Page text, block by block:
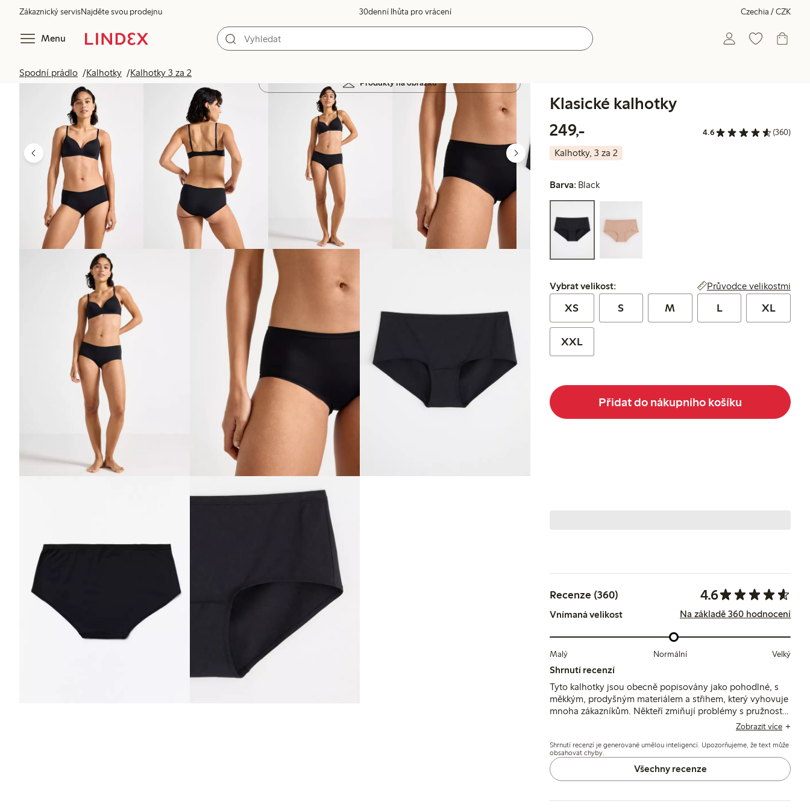
Zákaznický servisNajděte svou prodejnu 30denní lhůta pro vrácení Czechia / CZK
Menu
Spodní prádlo Kalhotky Kalhotky 3 za 2
Produkty na obrázku
Klasické kalhotky
249,-
4.6 (360)
Kalhotky, 3 za 2
Barva: Black
Vybrat velikost:
Vybrat velikost: Průvodce velikostmi
XS S M L XL
XXL
Přidat do nákupního košíku
Recenze (360) 4.6
Vnímaná velikost Na základě 360 hodnocení
Malý Normální Velký
Shrnutí recenzí
Tyto kalhotky jsou obecně popisovány jako pohodlné, s
měkkým, prodyšným materiálem a střihem, který vyhovuje
mnoha zákazníkům. Někteří zmiňují problémy s pružností
pasu, která způsobuje sklouzávání nebo shrnování, a
průběhu času.
Zobrazit více
Shrnutí recenzí je generované umělou inteligencí. Upozorňujeme, že text může
obsahovat chyby.
Všechny recenze